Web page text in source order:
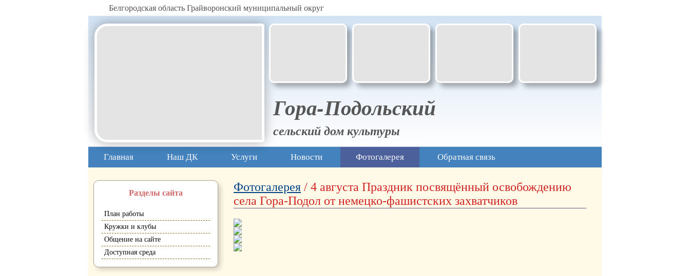
Белгородская область Грайворонский муниципальный округ
Гора-Подольский
сельский дом культуры
Главная Наш ДК Услуги Новости Фотогалерея Обратная связь
Разделы сайта
План работы
Кружки и клубы
Общение на сайте
Доступная среда
Фотогалерея / 4 августа Праздник посвящённый освобождению
села Гора-Подол от немецко-фашистских захватчиков